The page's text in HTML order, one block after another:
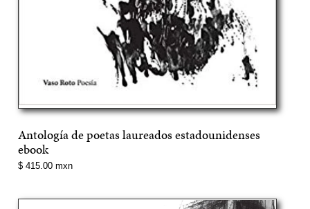
Antología de poetas laureados estadounidenses
ebook
Precio
$ 415.00 mxn